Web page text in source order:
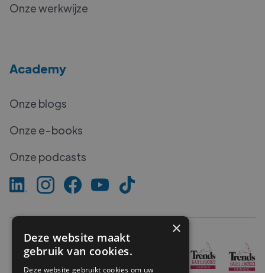
Onze werkwijze
Academy
Onze blogs
Onze e-books
Onze podcasts
×
Deze website maakt
gebruik van cookies.
Deze website gebruikt cookies om uw